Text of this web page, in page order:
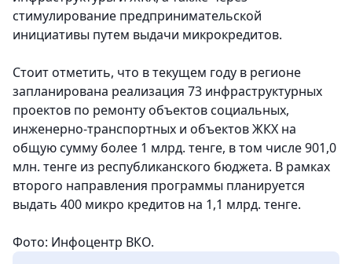
стимулирование предпринимательской
инициативы путем выдачи микрокредитов.
Стоит отметить, что в текущем году в регионе
запланирована реализация 73 инфраструктурных
проектов по ремонту объектов социальных,
инженерно-транспортных и объектов ЖКХ на
общую сумму более 1 млрд. тенге, в том числе 901,0
млн. тенге из республиканского бюджета. В рамках
второго направления программы планируется
выдать 400 микро кредитов на 1,1 млрд. тенге.
Фото: Инфоцентр ВКО.